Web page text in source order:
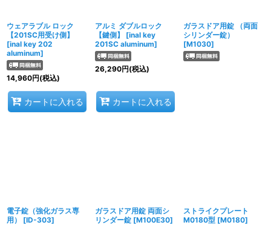
ウェアラブル ロック
【201SC用受け側】
[inal key 202
aluminum]
14,960円(税込)
カートに入れる
アルミ ダブルロック
【鍵側】
[inal key
201SC aluminum]
26,290円(税込)
カートに入れる
ガラスドア用錠 （両面
シリンダー錠）
[M1030]
電子錠（強化ガラス専
用）
[ID-303]
ガラスドア用錠 両面シ
リンダー錠 [M100E30]
ストライクプレート
M0180型 [M0180]